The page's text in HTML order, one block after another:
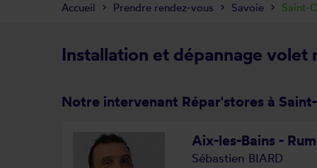
Installation et dépannage volet
Notre intervenant Répar'stores à
Aix-les-Bains -
Sébastien BIARD
Accueil Prendre rendez-vous Savoie Saint-